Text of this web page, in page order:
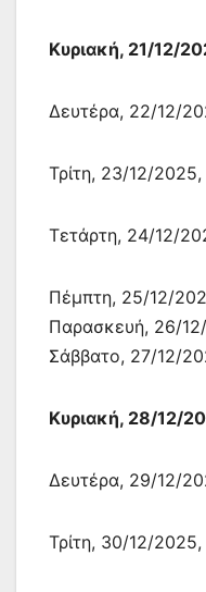
Κυριακή, 21/12/
Δευτέρα, 22/12/
Τρίτη, 23/12/
Τετάρτη, 24/12/
Πέμπτη, 25/12/
Παρασκευή, 26/
Σάββατο, 27/12/
Κυριακή, 28/12/
Δευτέρα, 29/12/
Τρίτη, 30/12/